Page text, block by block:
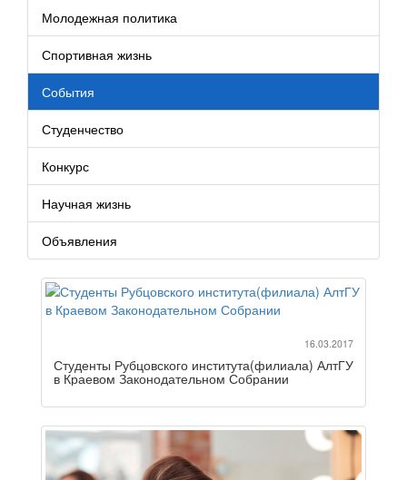
Молодежная политика
Спортивная жизнь
События
Студенчество
Конкурс
Научная жизнь
Объявления
16.03.2017
Студенты Рубцовского института(филиала) АлтГУ
в Краевом Законодательном Собрании